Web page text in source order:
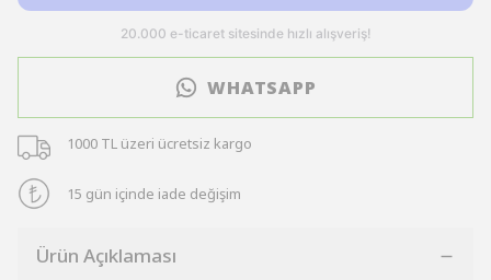
WHATSAPP
1000 TL üzeri ücretsiz kargo
15 gün içinde iade değişim
Ürün Açıklaması